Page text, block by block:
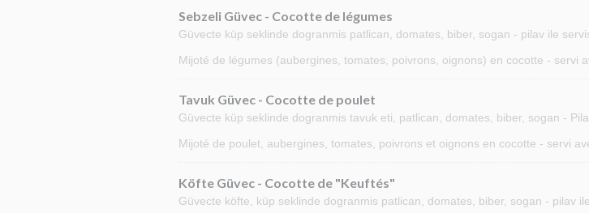
Sebzeli Güvec - Cocotte de légumes
Güvecte küp seklinde dogranmis patlican, domates, biber, sogan - pilav ile
Mijoté de légumes (aubergines, tomates, poivrons, oignons) en cocotte - servi
Tavuk Güvec - Cocotte de poulet
Güvecte küp seklinde dogranmis tavuk eti, patlican, domates, biber, sogan -
Mijoté de poulet, aubergines, tomates, poivrons et oignons en cocotte - servi
Köfte Güvec - Cocotte de "Keuftés"
Güvecte köfte, küp seklinde dogranmis patlican, domates, biber, sogan - pilav